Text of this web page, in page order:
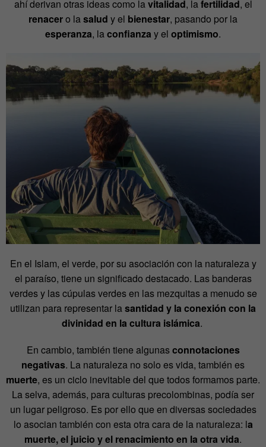
ahí derivan otras ideas como lavitalidad, lafertilidad, el
renacero lasalud y el bienestar, pasando por la
esperanza, laconfianza y el optimismo.
En el Islam, el verde, por su asociación con la naturaleza y
el paraíso, tiene un significado destacado. Las banderas
verdes y las cúpulas verdes en las mezquitas a menudo se
utilizan para representar lasantidad y la conexión con la
divinidad en la cultura islámica.
En cambio, también tiene algunasconnotaciones
negativas. La naturaleza no solo es vida, también es
muerte, es un ciclo inevitable del que todos formamos parte.
La selva, además, para culturas precolombinas, podía ser
un lugar peligroso. Es por ello que en diversas sociedades
lo asocian también con esta otra cara de la naturaleza: la
muerte, el juicio y el renacimiento en la otra vida.